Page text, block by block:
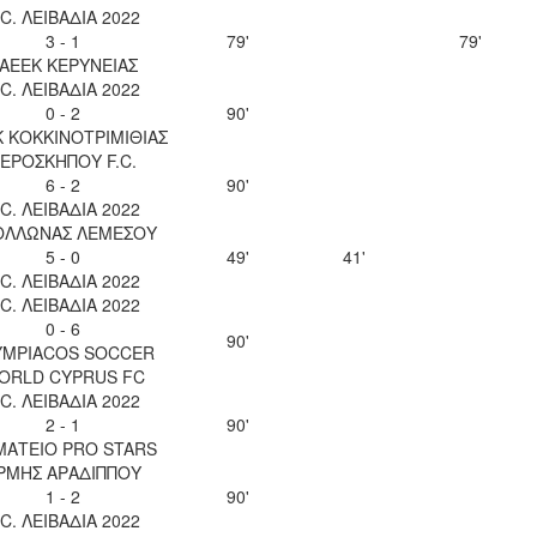
ΛΕΙΒΑΔΙΑ 2022
3 - 1
ΚΕΡΥΝΕΙΑΣ
79'
79'
ΛΕΙΒΑΔΙΑ 2022
0 - 2
90'
F.C.
6 - 2
ΛΕΙΒΑΔΙΑ 2022
90'
ΛΕΜΕΣΟΥ
5 - 0
ΛΕΙΒΑΔΙΑ 2022
49'
41'
ΛΕΙΒΑΔΙΑ 2022
0 - 6
SOCCER
CYPRUS FC
90'
ΛΕΙΒΑΔΙΑ 2022
2 - 1
PRO STARS
90'
ΑΡΑΔΙΠΠΟΥ
1 - 2
ΛΕΙΒΑΔΙΑ 2022
90'